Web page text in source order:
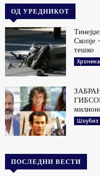
ОД УРЕДНИКОТ
Скопје
тешко
Хроника
Шоубиз
ПОСЛЕДНИ ВЕСТИ